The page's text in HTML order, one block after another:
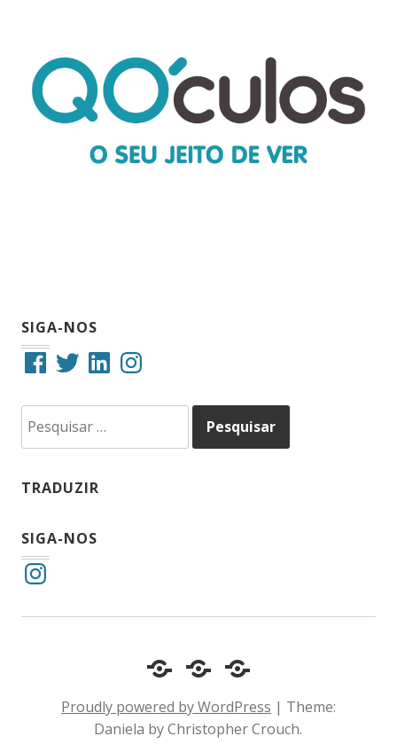
SIGA-NOS
FacebookTwitterLinkedInInstagram
por:
TRADUZIR
SIGA-NOS
Instagram
Cotidiano
Comportamento
Inclusão
e
Acessibilidade
Diário
um
surdo
Proudly powered by WordPress | Theme:
Daniela by Christopher Crouch.